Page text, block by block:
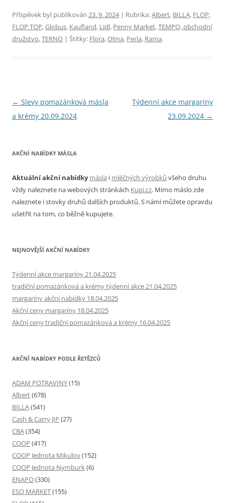
Příspěvek byl publikován 23. 9. 2024| Rubrika:Albert, BILLA, FLOP,
FLOP TOP,Globus, Kaufland, Lidl, Penny Market,TEMPO, obchodní
družstvo,TERNO | Štítky: Flora,Olma, Perla, Rama.
Navigace
pro
← Slevy pomazánková másla
a krémy 20.09.2024
Týdenní akce margaríny
23.09.2024 →
AKČNÍ NABÍDKY MÁSLA
Aktuální akční nabídky másla i mléčných výrobků všeho druhu
vždy naleznete na webových stránkách Kupi.cz. Mimo máslo zde
naleznete i stovky druhů dalších produktů. S námi můžete opravdu
ušetřit na tom, co běžně kupujete.
NEJNOVĚJŠÍ AKČNÍ NABÍDKY
Týdenní akce margaríny 21.04.2025
tradiční pomazánková a krémy týdenní akce 21.04.2025
margaríny akční nabídky 18.04.2025
Akční ceny margaríny 18.04.2025
Akční ceny tradiční pomazánková a krémy 16.04.2025
AKČNÍ NABÍDKY PODLE ŘETĚZCŮ
ADAM POTRAVINY(15)
Albert(678)
BILLA(541)
Cash & Carry JIP (27)
CBA(354)
COOP (417)
COOP Jednota Mikulov(152)
COOP Jednota Nymburk(6)
ENAPO(330)
ESO MARKET(155)